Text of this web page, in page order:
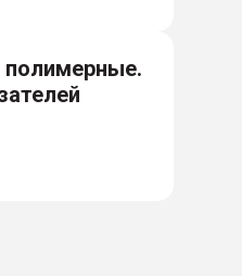
полимерные.